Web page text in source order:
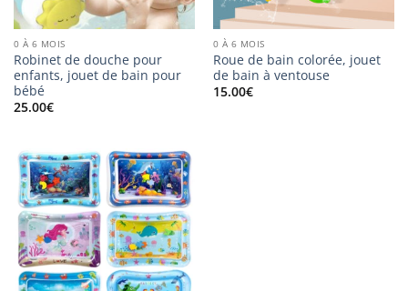
0 À 6 MOIS
Robinet de douche pour
enfants, jouet de bain pour
bébé
25.00€
0 À 6 MOIS
Roue de bain colorée, jouet
de bain à ventouse
15.00€